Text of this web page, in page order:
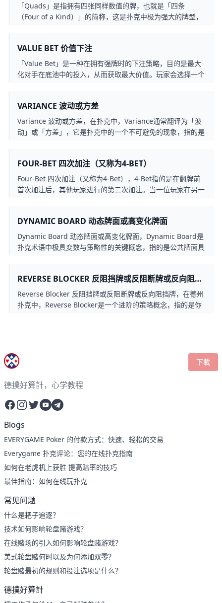
「Quads」是指拥有四张同样数值的牌，也就是「四条
（Four of a Kind）」的简称，这是扑克中极为强大的牌型，
VALUE BET 价值下注
「Value Bet」是一种在拥有强牌时的下注策略，目的是最大
化对手在底池中的投入，从而获取最大价值。玩家会选择一个
以免错失潜在收益。
VARIANCE 波动或方差
Variance 波动或方差，在扑克中，Variance通常翻译为「波
动」或「方差」，它是扑克中的一个不可避免的现象，指的是
发挥作用。举例来说，Jack是一位技术优秀的玩家，胜率约为
60%，但某周他连输20场，帐户大幅下滑，这正是短期
Variance的影响。
FOUR-BET 四次加注（又称为4-BET）
Four-Bet 四次加注（又称为4-Bet），4-Bet指的是在翻牌前
首次加注后，其他玩家进行的第二次加注。当一位玩家在另一
代表强大的牌力，并希望对对手施加更大压力。这个术语主要
用于翻牌前的加注战，尤其在高手对决或深筹码对抗时，4-
Bet可以是顶级强牌（如 A-A、K-K），也可能是高级策略中
DYNAMIC BOARD 动态牌面或高变化牌面
Dynamic Board 动态牌面或高变化牌面，Dynamic Board是
扑克术语中极具变数与策略性的关键概念，指的是公共牌面具
技巧。掌握Dynamic Board的判断与应对策略，有助于提升
你在翻牌后阶段的控池能力、避免被反击、并在对手可能追击
的情况下做出正确决策，是每位中高阶扑克玩家必备的技术之
REVERSE BLOCKER 反阻挡牌或反阻断牌或反向阻挡
牌
Reverse Blocker 反阻挡牌或反阻断牌或反向阻挡牌，在德州
扑克中，Reverse Blocker是一个进阶的策略概念，指的是你
玩家在诈唬时选择更适合的手牌，避免不必要的价值流失，并
下載
德撲好算計，心学教程
Facebook
Instagram
Twitter
YouTube
Telegram
Blogs
EVERYGAME Poker 的付款方式：快速、轻松的交易
Everygame 扑克评论：您的在线扑克指南
如何在老虎机上获胜 提高赔率的技巧
最佳指南：如何在线玩扑克
常见问题
什么是耙子追逐？
技术如何影响轮盘赌游戏？
在线赌场的引入如何影响轮盘赌游戏？
美式轮盘赌何时以及为何添加双零？
轮盘赌最初的规则和投注选项是什么？
德撲好算計